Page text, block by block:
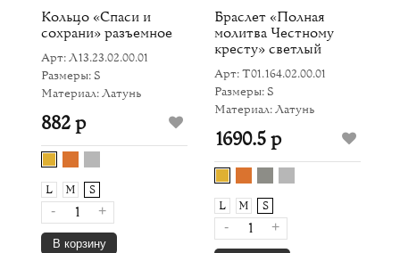
Кольцо «Спаси и
сохрани» разъемное
Арт: Л13.23.02.00.01
Размеры: S
Материал: Латунь
882 р
L M S
- +
В корзину
Браслет «Полная
молитва Честному
кресту» светлый
Арт: Т01.164.02.00.01
Размеры: S
Материал: Латунь
1690.5 р
L M S
- +